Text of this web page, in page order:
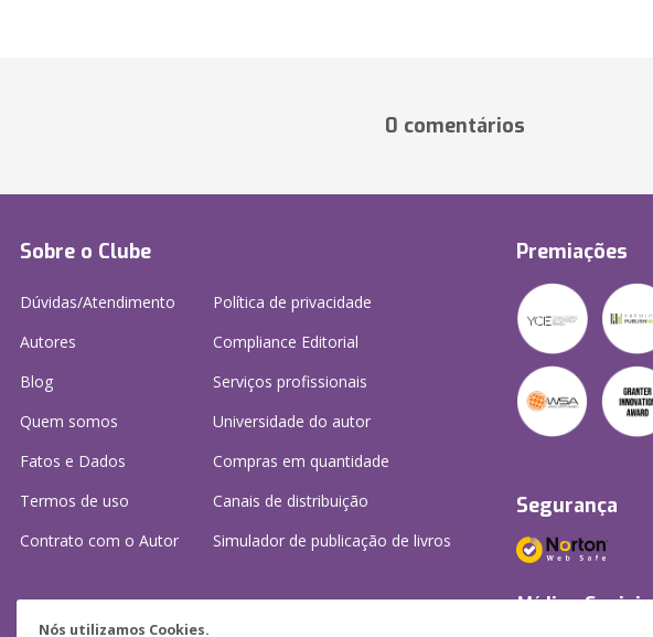
Nós utilizamos Cookies.
0 comentários
Sobre o Clube
Dúvidas/Atendimento
Autores
Blog
Quem somos
Fatos e Dados
Termos de uso
Contrato com o Autor
Política de privacidade
Compliance Editorial
Serviços profissionais
Universidade do autor
Compras em quantidade
Canais de distribuição
Simulador de publicação de livros
Precisa de ajuda?
Premiações
Segurança
Mídias Sociais